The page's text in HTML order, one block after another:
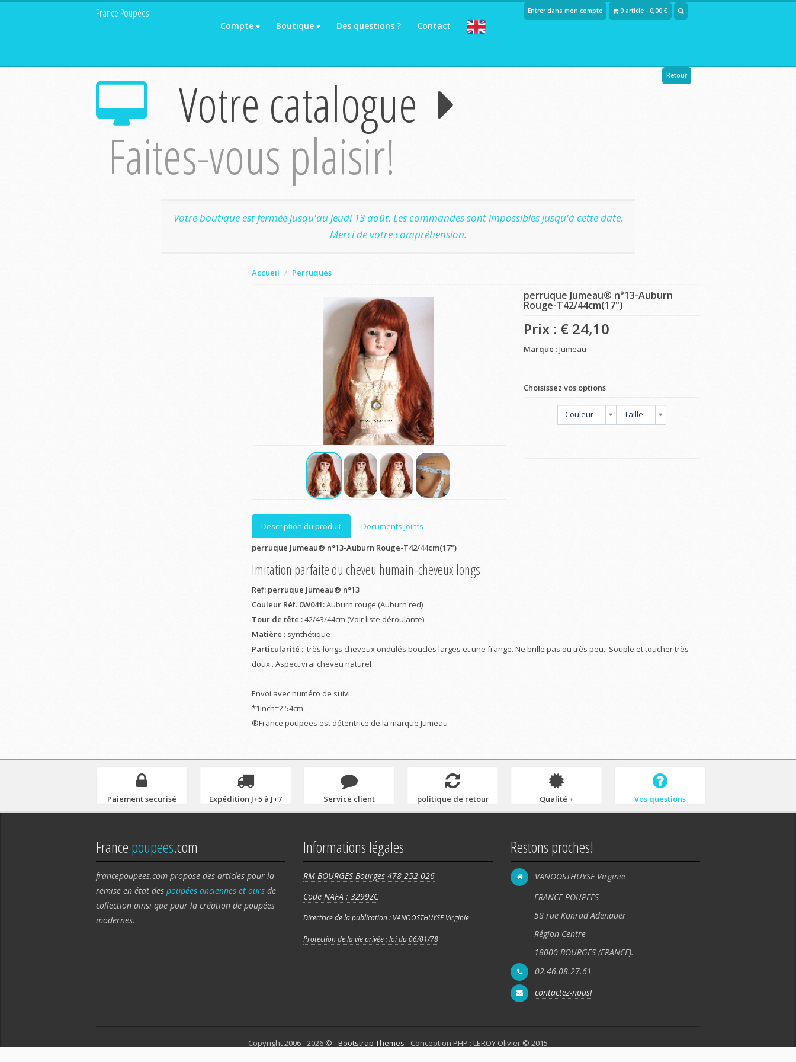
France Poupées
Compte Boutique Des questions ? Contact
Entrer dans mon compte 0 article - 0,00 €
Votre catalogue
Faites-vous plaisir!
Retour
Votre boutique est fermée jusqu'au jeudi 13 août. Les commandes sont impossibles jusqu'à cette date.
Merci de votre compréhension.
Accueil Perruques
perruque Jumeau® n°13-Auburn
Rouge-T42/44cm(17")
Prix : € 24,10
Marque : Jumeau
Choisissez vos options
Couleur Taille
Description du produit
Documents joints
perruque Jumeau® n°13-Auburn Rouge-T42/44cm(17")
Imitation parfaite du cheveu humain-cheveux longs
Ref: perruque Jumeau® n°13
Couleur Réf. 0W041:Auburn rouge (Auburn red)
Tour de tête :42/43/44cm (Voir liste déroulante)
Matière :synthétique
Particularité : très longs cheveux ondulés boucles larges et une frange. Ne brille pas ou très peu. Souple et toucher très
doux . Aspect vrai cheveu naturel
Envoi avec numéro de suivi
*1inch=2.54cm
®France poupees est détentrice de la marque Jumeau
Paiement securisé Expédition J+5 à J+7 Service client politique de retour Qualité + Vos questions
Francepoupees.com
francepoupees.com propose des articles pour la
remise en état des poupées anciennes et ours de
collection ainsi que pour la création de poupées
modernes.
Informations légales
RM BOURGES Bourges 478 252 026
Code NAFA : 3299ZC
Directrice de la publication : VANOOSTHUYSE Virginie
Protection de la vie privée : loi du 06/01/78
Restons proches!
VANOOSTHUYSE Virginie
FRANCE POUPEES
58 rue Konrad Adenauer
Région Centre
18000 BOURGES (FRANCE).
02.46.08.27.61
contactez-nous!
Copyright 2006 - 2026 © -Bootstrap Themes - Conception PHP : LEROY Olivier © 2015